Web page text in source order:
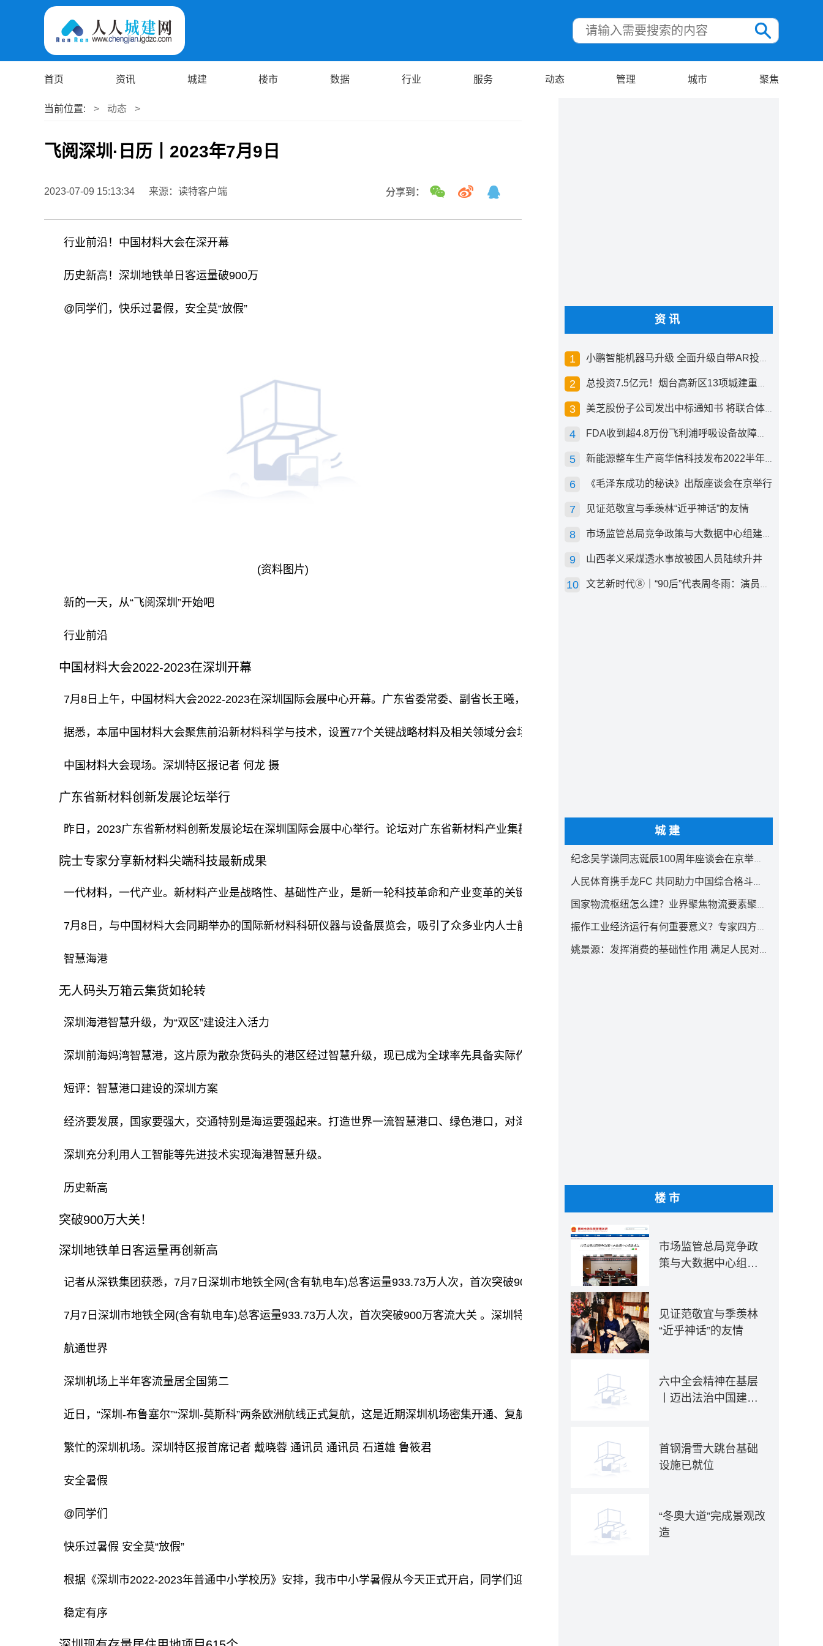
首页 资讯 城建 楼市 数据 行业 服务 动态 管理 城市 聚焦
当前位置: > 动态 >
飞阅深圳·日历丨2023年7月9日
2023-07-09 15:13:34 来源：读特客户端 分享到：
行业前沿！中国材料大会在深开幕
历史新高！深圳地铁单日客运量破900万
@同学们，快乐过暑假，安全莫“放假”
(资料图片)
新的一天，从“飞阅深圳”开始吧
行业前沿
中国材料大会2022-2023在深圳开幕
7月8日上午，中国材料大会2022-2023在深圳国际会展中心开幕。广东省委常委、副省长王曦，深圳市市长覃伟中，国家自然科学基金委员会党组成员高
据悉，本届中国材料大会聚焦前沿新材料科学与技术，设置77个关键战略材料及相关领域分会场，超1.9万名材料科技工作者和企业代表参会，包括50余位
中国材料大会现场。深圳特区报记者 何龙 摄
广东省新材料创新发展论坛举行
昨日，2023广东省新材料创新发展论坛在深圳国际会展中心举行。论坛对广东省新材料产业集群和产业园区进行集中推介，研讨创新型产业集群内核构
院士专家分享新材料尖端科技最新成果
一代材料，一代产业。新材料产业是战略性、基础性产业，是新一轮科技革命和产业变革的关键领域。昨日，在深圳国际会展中心举行的中国材料大会
7月8日，与中国材料大会同期举办的国际新材料科研仪器与设备展览会，吸引了众多业内人士前来参与。据悉，展会邀请全国在新材料检测分析仪器、
智慧海港
无人码头万箱云集货如轮转
深圳海港智慧升级，为“双区”建设注入活力
深圳前海妈湾智慧港，这片原为散杂货码头的港区经过智慧升级，现已成为全球率先具备实际作业能力的5G智慧港之一，拥有我国单一码头最大规模的
短评：智慧港口建设的深圳方案
经济要发展，国家要强大，交通特别是海运要强起来。打造世界一流智慧港口、绿色港口，对海洋经济高质量发展和“双区”建设具有重要意义。深圳充分
深圳充分利用人工智能等先进技术实现海港智慧升级。
历史新高
突破900万大关！
深圳地铁单日客运量再创新高
记者从深铁集团获悉，7月7日深圳市地铁全网(含有轨电车)总客运量933.73万人次，首次突破900万客流大关，创下单日历史最高客流纪录，地铁客流强
7月7日深圳市地铁全网(含有轨电车)总客运量933.73万人次，首次突破900万客流大关 。深圳特区报首席记者 戴晓蓉 通讯员 王禹程 摄
航通世界
深圳机场上半年客流量居全国第二
近日，“深圳-布鲁塞尔”“深圳-莫斯科”两条欧洲航线正式复航，这是近期深圳机场密集开通、复航国际航线的最新成果。截至目前，深圳机场已累计恢复
繁忙的深圳机场。深圳特区报首席记者 戴晓蓉 通讯员 通讯员 石道雄 鲁筱君
安全暑假
@同学们
快乐过暑假 安全莫“放假”
根据《深圳市2022-2023年普通中小学校历》安排，我市中小学暑假从今天正式开启，同学们迎来丰富多彩的假期生活。然而，每年暑假是各种危险易发高
稳定有序
资讯
小鹏智能机器马升级 全面升级自带AR投影创新交互方式
总投资7.5亿元！烟台高新区13项城建重点工程开工
美芝股份子公司发出中标通知书 将联合体中标1.36亿元总承包项目
FDA收到超4.8万份飞利浦呼吸设备故障报告 其中44份死亡案例
新能源整车生产商华信科技发布2022半年度报告 同比下滑2.92%
《毛泽东成功的秘诀》出版座谈会在京举行
见证范敬宜与季羡林“近乎神话”的友情
市场监管总局竞争政策与大数据中心组建成立
山西孝义采煤透水事故被困人员陆续升井
文艺新时代⑧｜“90后”代表周冬雨：演员心里有底，得靠体验生活
城建
纪念吴学谦同志诞辰100周年座谈会在京举行 汪洋出席
人民体育携手龙FC 共同助力中国综合格斗事业发展
国家物流枢纽怎么建？业界聚焦物流要素聚集方式创新
振作工业经济运行有何重要意义？专家四方面权威解读
姚景源：发挥消费的基础性作用 满足人民对美好生活向往
楼市
市场监管总局竞争政
策与大数据中心组建
见证范敬宜与季羡林
“近乎神话”的友情
六中全会精神在基层
丨迈出法治中国建设
推动全面依法治国新
实践
首钢滑雪大跳台基础
设施已就位
“冬奥大道”完成景观改
造